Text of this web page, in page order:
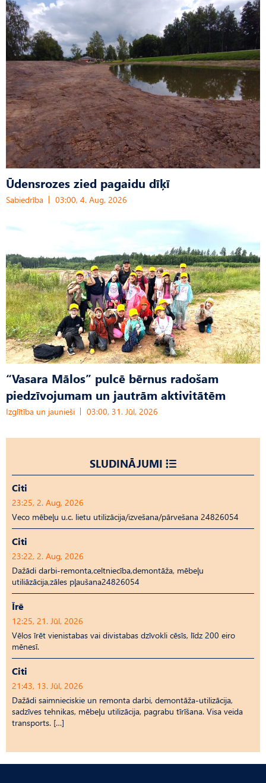
Ūdensrozes zied pagaidu dīķī
Sabiedrība 03:00, 4. Aug, 2026
“Vasara Mālos” pulcē bērnus radošam
piedzīvojumam un jautrām aktivitātēm
Izglītība un jaunieši 03:00, 31. Jūl, 2026
SLUDINĀJUMI
Citi
23:25, 2. Aug, 2026
Veco mēbeļu u.c. lietu utilizācija/izvešana/pārvešana 24826054
Citi
23:22, 2. Aug, 2026
Dažādi darbi-remonta,celtniecība,demontāža, mēbeļu
utiliāzācija,zāles pļaušana24826054
Īrē
12:25, 21. Jūl, 2026
Vēlos īrēt vienistabas vai divistabas dzīvokli cēsīs, līdz 200 eiro
mēnesī.
Citi
21:43, 13. Jūl, 2026
Dažādi saimnieciskie un remonta darbi, demontāža-utilizācija,
sadzīves tehnikas, mēbeļu utilizācija, pagrabu tīrīšana. Visa veida
transports. […]